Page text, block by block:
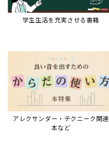
学生生活を充実させる書籍
アレクサンダー・テクニーク関連
本など